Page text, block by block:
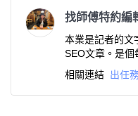
找師傅特約編
本業是記者的文
SEO文章。是個
相關連結 出任